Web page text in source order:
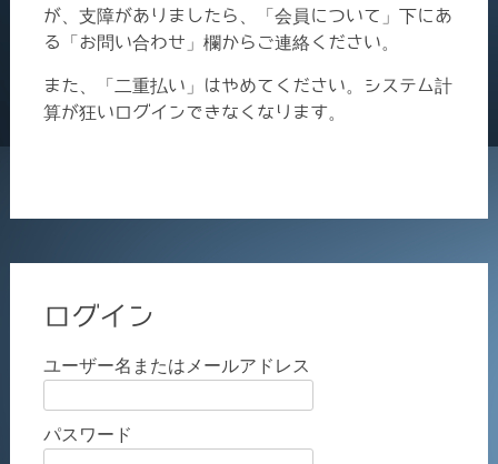
が、支障がありましたら、「会員について」下にあ
る「お問い合わせ」欄からご連絡ください。
また、「二重払い」はやめてください。システム計
算が狂いログインできなくなります。
ログイン
ユーザー名またはメールアドレス
パスワード